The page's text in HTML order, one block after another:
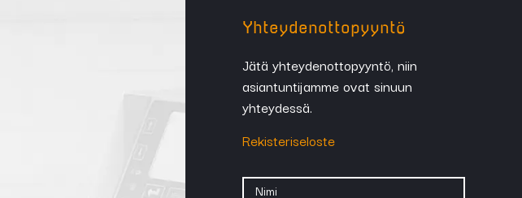
Yhteydenottopyyntö
Jätä yhteydenottopyyntö, niin
asiantuntijamme ovat sinuun
yhteydessä.
Rekisteriseloste
Nimi